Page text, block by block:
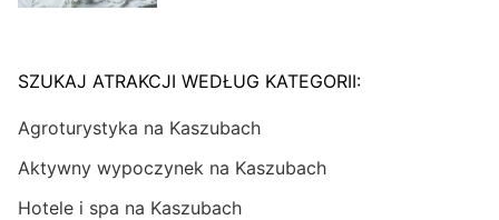
SZUKAJ ATRAKCJI WEDŁUG KATEGORII:
Agroturystyka na Kaszubach
Aktywny wypoczynek na Kaszubach
Hotele i spa na Kaszubach